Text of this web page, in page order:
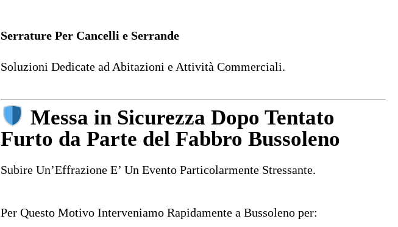
Serrature Per Cancelli e Serrande
Soluzioni Dedicate ad Abitazioni e Attività Commerciali.
Messa in Sicurezza Dopo Tentato
Furto da Parte del Fabbro Bussoleno
Subire Un’Effrazione E’ Un Evento Particolarmente Stressante.
Per Questo Motivo Interveniamo Rapidamente a Bussoleno per: